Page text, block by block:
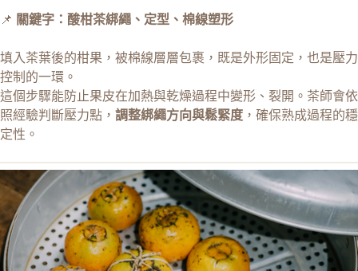
📌 關鍵字：酸柑茶綁繩、定型、棉線塑形
填入茶葉後的柑果，被棉線層層包裹，既是外形固定，也是壓力
控制的一環。
這個步驟能防止果皮在加熱與乾燥過程中變形、裂開。茶師會依
照經驗判斷壓力點， 調整綁繩方向與鬆緊度 ，確保熟成過程的穩
定性。